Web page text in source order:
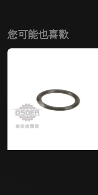
您可能也喜歡